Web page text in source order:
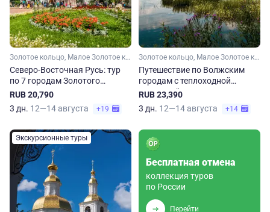
Золотое кольцо, Малое Золотое кольцо, Московская область, Владимирская область, Костромская область, Ярославская область, Ивановская область
Северо-Восточная Русь: тур
по 7 городам Золотого
кольца. Весна-осень
RUB 20,790
3 дн. 12—14 августа +19
Золотое кольцо, Малое Золотое кольцо, Владимирская область, Ивановская область, Костромская область
Путешествие по Волжским
городам с теплоходной
прогулкой
RUB 23,390
3 дн. 12—14 августа +14
Экскурсионные туры
Бесплатная отмена
коллекция туров
по России
Перейти